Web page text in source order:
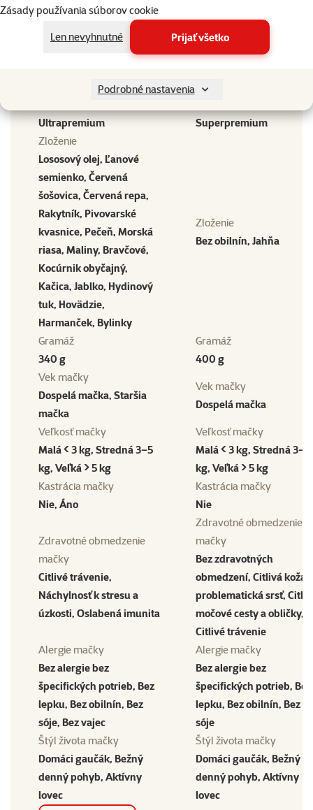
Zásady používania súborov cookie
Len nevyhnutné
Prijať všetko
Podrobné nastavenia
značka
Krmivo ELBEVILLE Cat
Adult Fresh Duck 340 g
Applaws granuly kura a
jahňa 400 g
Ultrapremium
Kvalita
Superpremium
Zloženie
Lososový olej, Ľanové
semienko, Červená
šošovica, Červená repa,
Rakytník, Pivovarské
kvasnice, Pečeň, Morská
riasa, Maliny, Bravčové,
Kocúrnik obyčajný,
Kačica, Jablko, Hydinový
tuk, Hovädzie,
Harmanček, Bylinky
Zloženie
Bez obilnín, Jahňa
Gramáž
340 g
Gramáž
400 g
Vek mačky
Dospelá mačka, Staršia
mačka
Vek mačky
Dospelá mačka
Veľkosť mačky
Malá < 3 kg, Stredná 3–5
kg, Veľká > 5 kg
Veľkosť mačky
Malá < 3 kg, Stredná 3–5
kg, Veľká > 5 kg
Kastrácia mačky
Nie, Áno
Kastrácia mačky
Nie
Zdravotné obmedzenie
mačky
Citlivé trávenie,
Náchylnosť k stresu a
úzkosti, Oslabená imunita
Zdravotné obmedzenie
mačky
Bez zdravotných
obmedzení, Citlivá koža a
problematická srsť,
močové cesty a obličky,
Citlivé trávenie
Alergie mačky
Bez alergie bez
špecifických potrieb, Bez
lepku, Bez obilnín, Bez
sóje, Bez vajec
Alergie mačky
Bez alergie bez
špecifických potrieb, Bez
lepku, Bez obilnín, Bez
sóje
Štýl života mačky
Domáci gaučák, Bežný
denný pohyb, Aktívny
lovec
Štýl života mačky
Domáci gaučák, Bežný
denný pohyb, Aktívny
lovec